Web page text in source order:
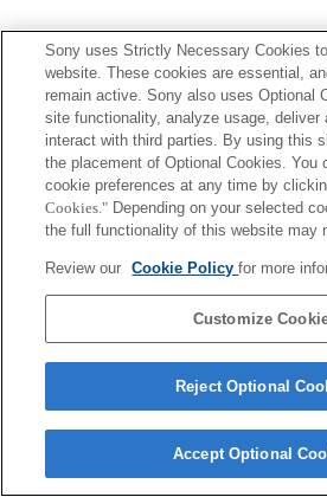
Terms of Use Contact Us
Sony uses Strictly Necessary Cookies
website. These cookies are essential,
remain active. Sony also uses Optional
site functionality, analyze usage, deliver
interact with third parties. By using this
the placement of Optional Cookies. You
cookie preferences at any time by
Cookies." Depending on your selected
the full functionality of this website may
Review our Cookie Policyfor more
Customize
Reject Optional
Accept Optional